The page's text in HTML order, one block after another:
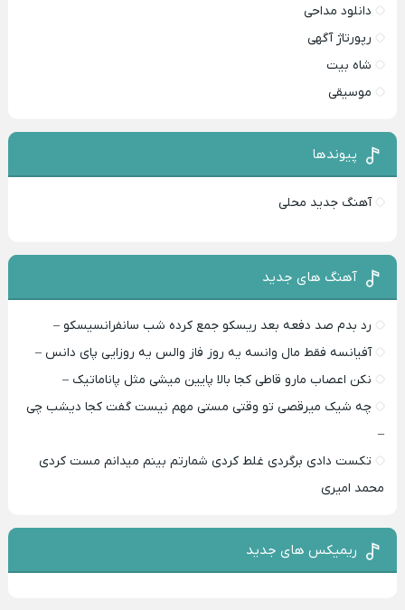
دانلود مداحی
رپورتاژ آگهی
شاه بیت
موسیقی
پیوندها
آهنگ جدید محلی
آهنگ های جدید
رد بدم صد دفعه بعد ریسکو جمع کرده شب سانفرانسیسکو –
آفیانسه فقط مال وانسه یه روز فاز والس یه روزایی پای دانس –
نکن اعصاب مارو قاطی کجا بالا پایین میشی مثل پاناماتیک –
چه شیک میرقصی تو وقتی مستی مهم نیست گفت کجا دیشب چی
–
تکست دادی برگردی غلط کردی شمارتم بینم میدانم مست کردی
محمد امیری
ریمیکس های جدید